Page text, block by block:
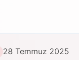
28 Temmuz 2025